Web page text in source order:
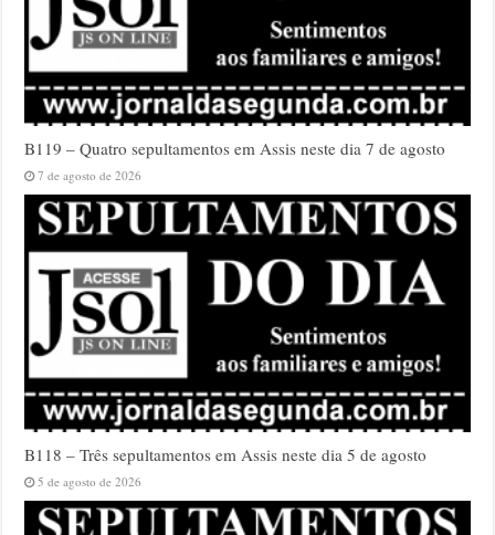
B119 – Quatro sepultamentos em Assis neste dia 7 de agosto
7 de agosto de 2026
B118 – Três sepultamentos em Assis neste dia 5 de agosto
5 de agosto de 2026